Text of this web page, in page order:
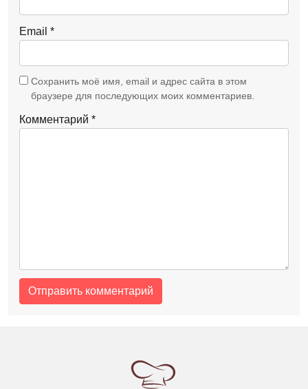
Комментарий *
Email *
Сохранить моё имя, email и адрес сайта в этом
браузере для последующих моих комментариев.